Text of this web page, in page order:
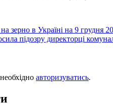
зерно в Україні на 9 грудня
підозру директорці
авторизуватись.